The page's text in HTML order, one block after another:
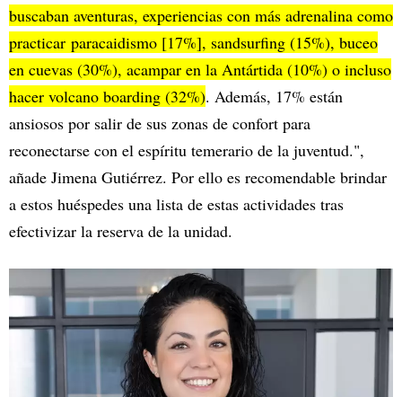
buscaban aventuras, experiencias con más adrenalina como
practicar paracaidismo [17%], sandsurfing (15%), buceo
en cuevas (30%), acampar en la Antártida (10%) o incluso
hacer volcano boarding (32%). Además, 17% están
ansiosos por salir de sus zonas de confort para
reconectarse con el espíritu temerario de la juventud.",
añade Jimena Gutiérrez. Por ello es recomendable brindar
a estos huéspedes una lista de estas actividades tras
efectivizar la reserva de la unidad.